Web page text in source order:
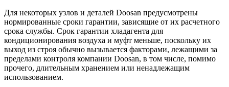
Для некоторых узлов и деталей Doosan предусмотрены
нормированные сроки гарантии, зависящие от их расчетного
срока службы. Срок гарантии хладагента для
кондиционирования воздуха и муфт меньше, поскольку их
выход из строя обычно вызывается факторами, лежащими за
пределами контроля компании Doosan, в том числе, помимо
прочего, длительным хранением или ненадлежащим
использованием.